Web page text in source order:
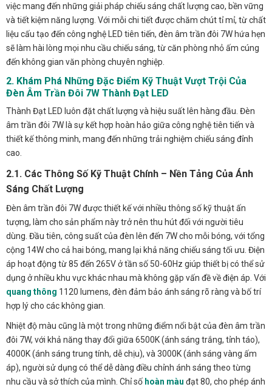
việc mang đến những giải pháp chiếu sáng chất lượng cao, bền vững
và tiết kiệm năng lượng. Với mỗi chi tiết được chăm chút tỉ mỉ, từ chất
liệu cấu tạo đến công nghệ LED tiên tiến, đèn âm trần đôi 7W hứa hẹn
sẽ làm hài lòng mọi nhu cầu chiếu sáng, từ căn phòng nhỏ ấm cúng
đến không gian văn phòng chuyên nghiệp.
2. Khám Phá Những Đặc Điểm Kỹ Thuật Vượt Trội Của
Đèn Âm Trần Đôi 7W Thành Đạt LED
Thành Đạt LED luôn đặt chất lượng và hiệu suất lên hàng đầu. Đèn
âm trần đôi 7W là sự kết hợp hoàn hảo giữa công nghệ tiên tiến và
thiết kế thông minh, mang đến những trải nghiệm chiếu sáng đỉnh
cao.
2.1. Các Thông Số Kỹ Thuật Chính – Nền Tảng Của Ánh
Sáng Chất Lượng
Đèn âm trần đôi 7W được thiết kế với nhiều thông số kỹ thuật ấn
tượng, làm cho sản phẩm này trở nên thu hút đối với người tiêu
dùng. Đầu tiên, công suất của đèn lên đến 7W cho mỗi bóng, với tổng
cộng 14W cho cả hai bóng, mang lại khả năng chiếu sáng tối ưu. Điện
áp hoạt động từ 85 đến 265V ở tần số 50-60Hz giúp thiết bị có thể sử
dụng ở nhiều khu vực khác nhau mà không gặp vấn đề về điện áp. Với
quang thông 1120 lumens, đèn đảm bảo ánh sáng rõ ràng và bố trí
hợp lý cho các không gian.
Nhiệt độ màu cũng là một trong những điểm nổi bật của đèn âm trần
đôi 7W, với khả năng thay đổi giữa 6500K (ánh sáng trắng, tỉnh táo),
4000K (ánh sáng trung tính, dễ chịu), và 3000K (ánh sáng vàng ấm
áp), người sử dụng có thể dễ dàng điều chỉnh ánh sáng theo từng
nhu cầu và sở thích của mình. Chỉ số hoàn màu đạt 80, cho phép ánh